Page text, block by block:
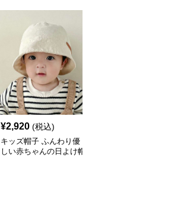
¥2,920 (税込)
キッズ帽子 ふんわり優
しい赤ちゃんの日よけ帽